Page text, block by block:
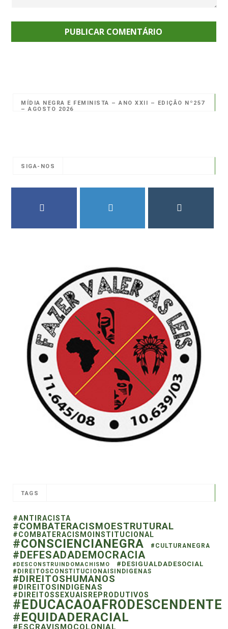
MÍDIA NEGRA E FEMINISTA – ANO XXII – EDIÇÃO Nº257
– AGOSTO 2026
SIGA-NOS
TAGS
#ANTIRACISTA
#COMBATERACISMOESTRUTURAL
#COMBATERACISMOINSTITUCIONAL
#CONSCIENCIANEGRA #CULTURANEGRA
#DEFESADADEMOCRACIA
#DESCONSTRUINDOMACHISMO #DESIGUALDADESOCIAL
#DIREITOSCONSTITUCIONAISINDIGENAS
#DIREITOSHUMANOS
#DIREITOSINDIGENAS
#DIREITOSSEXUAISREPRODUTIVOS
#EDUCACAOAFRODESCENDENTE
#EQUIDADERACIAL
#ESCRAVISMOCOLONIAL